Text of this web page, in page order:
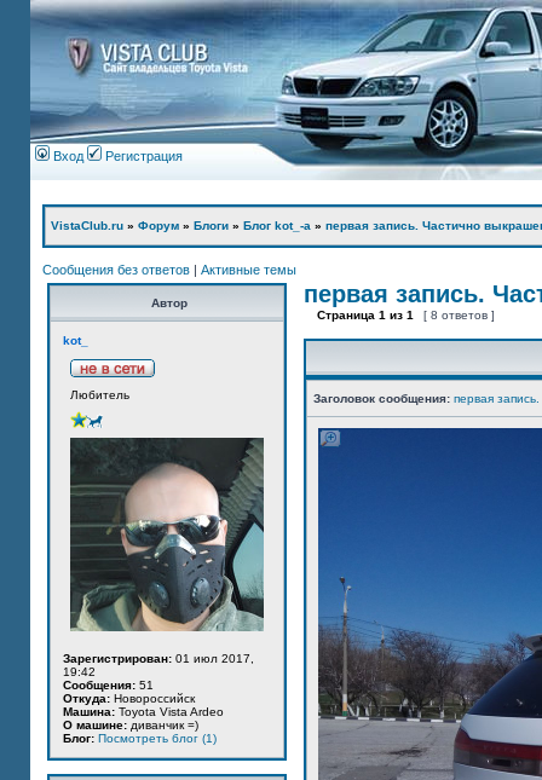
Вход Регистрация
VistaClub.ru » Форум » Блоги » Блог kot_-а » первая запись. Частично
Сообщения без ответов | Активные темы
Автор
kot_
Любитель
Зарегистрирован: 01 июл 2017,
19:42
Сообщения: 51
Откуда: Новороссийск
Машина: Toyota Vista Ardeo
О машине: диванчик =)
Блог: Посмотреть блог (1)
первая запись.
Страница 1 из 1 [ 8 ответов ]
Заголовок сообщения: первая